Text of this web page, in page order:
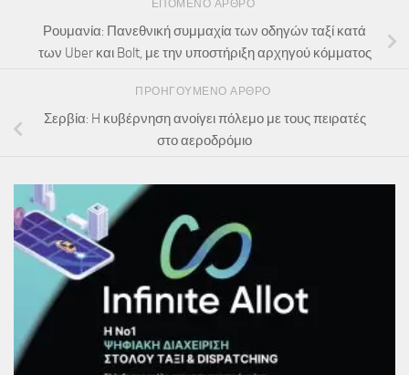
ΕΠΌΜΕΝΟ ΆΡΘΡΟ
Ρουμανία: Πανεθνική συμμαχία των οδηγών ταξί κατά
των Uber και Bolt, με την υποστήριξη αρχηγού κόμματος
ΠΡΟΗΓΟΎΜΕΝΟ ΆΡΘΡΟ
Σερβία: H κυβέρνηση ανοίγει πόλεμο με τους πειρατές
στο αεροδρόμιο